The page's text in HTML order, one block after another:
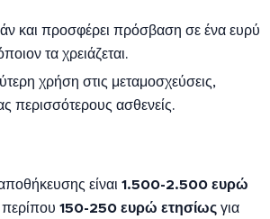
και προσφέρει πρόσβαση σε ένα ευρύ
τα χρειάζεται.
χρήση στις μεταμοσχεύσεις,
περισσότερους ασθενείς.
είναι 1.500-2.500 ευρώ
περίπου 150-250 ευρώ ετησίως για